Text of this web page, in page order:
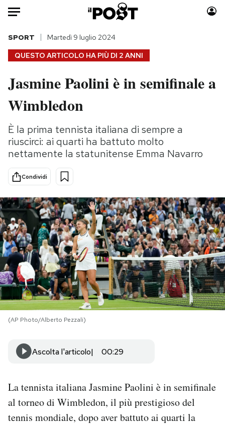
Auto
HOME
Italia
Politica
Tecnologia
Internet
Scienza
Cultura
Economia
Sport
Moda
Storie/Idee
Ok Boomer!
Media
Mondiali calcio 2026
PODCAST
NEWSLETTER
I MIEI PREFERITI
SHOP
QUESTO ARTICOLO HA PIÙ DI 2 ANNI
SPORT Martedì 9 luglio 2024
Jasmine Paolini è in semifinale a
Wimbledon
È la prima tennista italiana di sempre a
riuscirci: ai quarti ha battuto molto
nettamente la statunitense Emma Navarro
Condividi
(AP Photo/Alberto Pezzali)
Ascolta l'articolo 00:29
La tennista italiana Jasmine Paolini è in semifinale
al torneo di Wimbledon, il più prestigioso del
tennis mondiale, dopo aver battuto ai quarti la